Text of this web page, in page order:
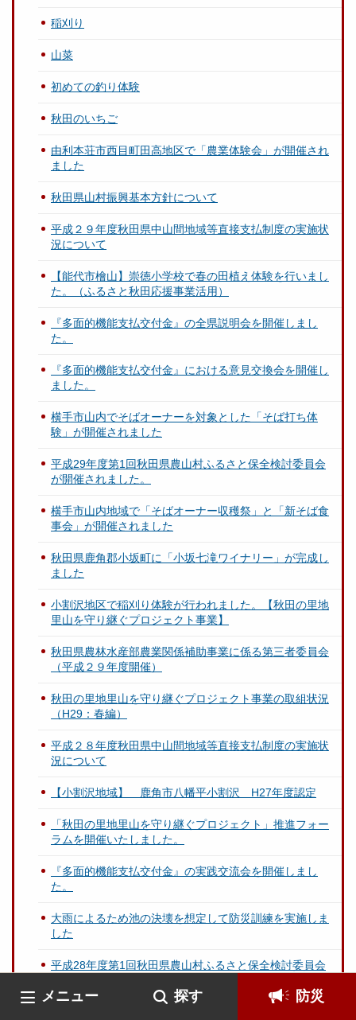
メニュー 探す 防災
稲刈り
山菜
初めての釣り体験
秋田のいちご
由利本荘市西目町田高地区で「農業体験会」が開催され
ました
秋田県山村振興基本方針について
平成２９年度秋田県中山間地域等直接支払制度の実施状
況について
【能代市檜山】崇徳小学校で春の田植え体験を行いまし
た。（ふるさと秋田応援事業活用）
『多面的機能支払交付金』の全県説明会を開催しまし
た。
『多面的機能支払交付金』における意見交換会を開催し
ました。
横手市⼭内でそばオーナーを対象とした「そば打ち体
験」が開催されました
平成29年度第1回秋田県農山村ふるさと保全検討委員会
が開催されました。
横手市山内地域で「そばオーナー収穫祭」と「新そば食
事会」が開催されました
秋田県鹿角郡小坂町に「小坂七滝ワイナリー」が完成し
ました
小割沢地区で稲刈り体験が行われました。【秋田の里地
里山を守り継ぐプロジェクト事業】
秋田県農林水産部農業関係補助事業に係る第三者委員会
（平成２９年度開催）
秋田の里地里山を守り継ぐプロジェクト事業の取組状況
（H29：春編）
平成２８年度秋田県中山間地域等直接支払制度の実施状
況について
【小割沢地域】 鹿角市八幡平小割沢 H27年度認定
「秋田の里地里山を守り継ぐプロジェクト」推進フォー
ラムを開催いたしました。
『多面的機能支払交付金』の実践交流会を開催しまし
た。
大雨によるため池の決壊を想定して防災訓練を実施しま
した
平成28年度第1回秋田県農山村ふるさと保全検討委員会